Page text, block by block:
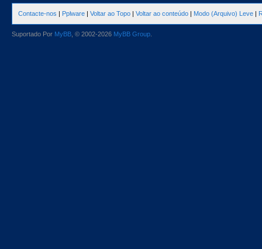
Contacte-nos | Pplware | Voltar ao Topo | Voltar ao conteúdo | Modo (Arquivo) Leve |
Suportado Por MyBB , © 2002-2026 MyBB Group